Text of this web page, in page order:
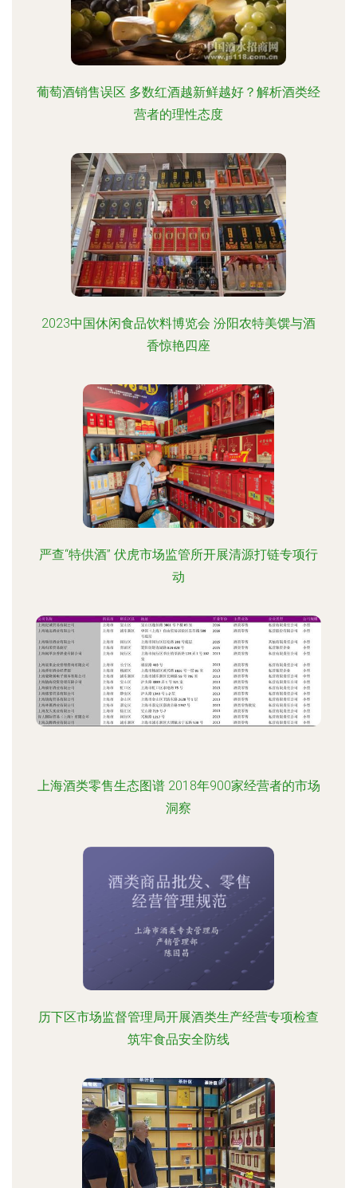
葡萄酒销售误区 多数红酒越新鲜越好？解析酒类经
营者的理性态度
2023中国休闲食品饮料博览会 汾阳农特美馔与酒
香惊艳四座
严查“特供酒” 伏虎市场监管所开展清源打链专项行
动
上海酒类零售生态图谱 2018年900家经营者的市场
洞察
历下区市场监督管理局开展酒类生产经营专项检查
筑牢食品安全防线